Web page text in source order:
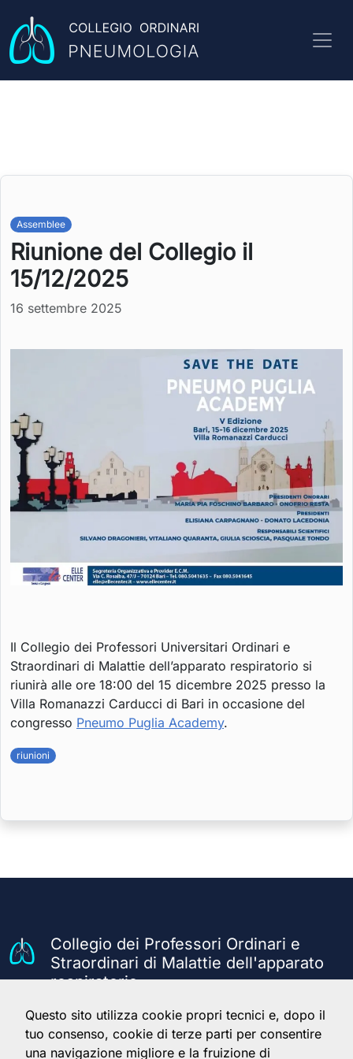
Assemblee
Riunione del Collegio il
15/12/2025
16 settembre 2025
Il Collegio dei Professori Universitari Ordinari e
Straordinari di Malattie dell’apparato respiratorio si
riunirà alle ore 18:00 del 15 dicembre 2025 presso la
Villa Romanazzi Carducci di Bari in occasione del
congresso Pneumo Puglia Academy.
riunioni
Collegio dei Professori Ordinari e
Straordinari di Malattie dell'apparato
respiratorio
Il Collegio Servizi Info
Questo sito utilizza cookie propri tecnici e, dopo il
tuo consenso, cookie di terze parti per consentire
una navigazione migliore e la fruizione di